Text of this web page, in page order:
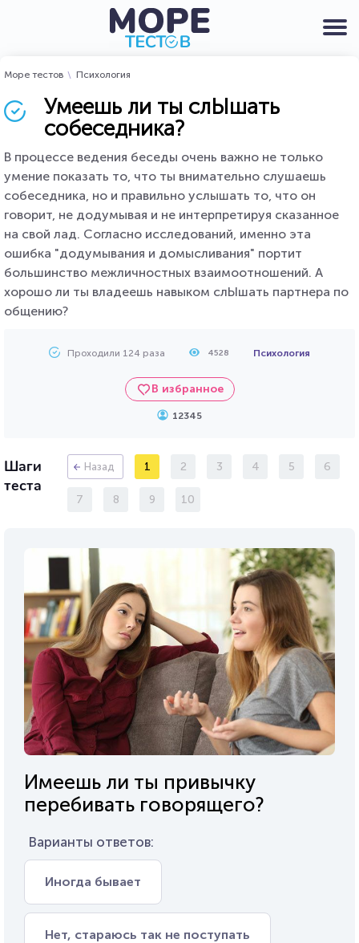
Море тестов Психология
Умеешь ли ты слЫшать
собеседника?
В процессе ведения беседы очень важно не только
умение показать то, что ты внимательно слушаешь
собеседника, но и правильно услышать то, что он
говорит, не додумывая и не интерпретируя сказанное
на свой лад. Согласно исследований, именно эта
ошибка "додумывания и домысливания" портит
большинство межличностных взаимоотношений. А
хорошо ли ты владеешь навыком слЫшать партнера по
общению?
Проходили 124 раза 4528 Психология
В избранное
12345
Шаги
теста
Назад 1 2 3 4 5 6
7 8 9 10
Имеешь ли ты привычку
перебивать говорящего?
Варианты ответов:
Иногда бывает
Нет, стараюсь так не поступать